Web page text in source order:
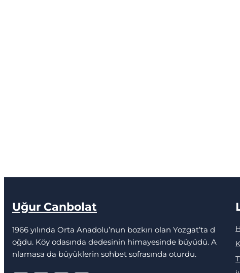
Uğur Canbolat
1966 yılında Orta Anadolu’nun bozkırı olan Yozgat’ta d
oğdu. Köy odasında dedesinin himayesinde büyüdü. A
nlamasa da büyüklerin sohbet sofrasında oturdu.